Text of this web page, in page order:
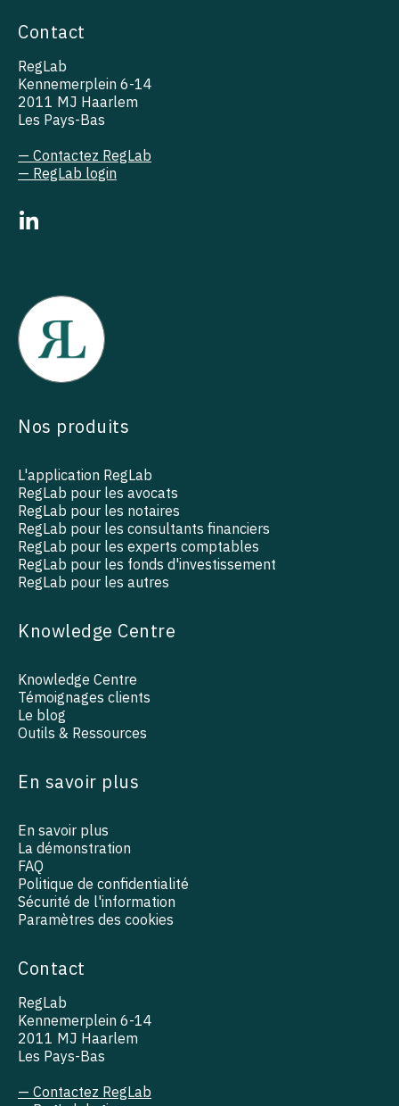
Contact
RegLab
Kennemerplein 6-14
2011 MJ Haarlem
Les Pays-Bas
— Contactez RegLab
— RegLab login
Nos produits
L'application RegLab
RegLab pour les avocats
RegLab pour les notaires
RegLab pour les consultants financiers
RegLab pour les experts comptables
RegLab pour les fonds d'investissement
RegLab pour les autres
Knowledge Centre
Knowledge Centre
Témoignages clients
Le blog
Outils & Ressources
En savoir plus
En savoir plus
La démonstration
FAQ
Politique de confidentialité
Sécurité de l'information
Paramètres des cookies
Contact
RegLab
Kennemerplein 6-14
2011 MJ Haarlem
Les Pays-Bas
— Contactez RegLab